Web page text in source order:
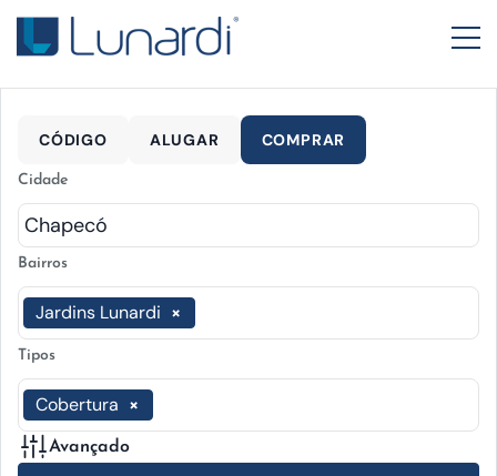
CÓDIGO ALUGAR COMPRAR
Cidade
Bairros
×
Jardins Lunardi
Tipos
×
Cobertura
Avançado